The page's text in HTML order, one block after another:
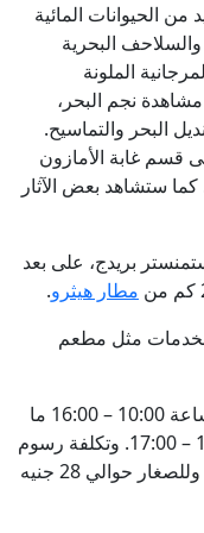
من الحيوانات المائية
البحرية
الملونة
مشاهدة نجم البحر،
البحر والتماسيح.
قسم غابة الأمازون
ستشاهد بعض الآثار
بريدج، على بعد
مطار هيثرو.
مثل مطعم
يعمل الأكواريوم جميع أيام الأسبوع من الساعة 10:00 – 16:00 ما
عدا يومي الأحد والسبت من الساعة 10:00 – 17:00. وتكلفة رسوم
جنيه استرليني وللصغار حوالي 28 جنيه